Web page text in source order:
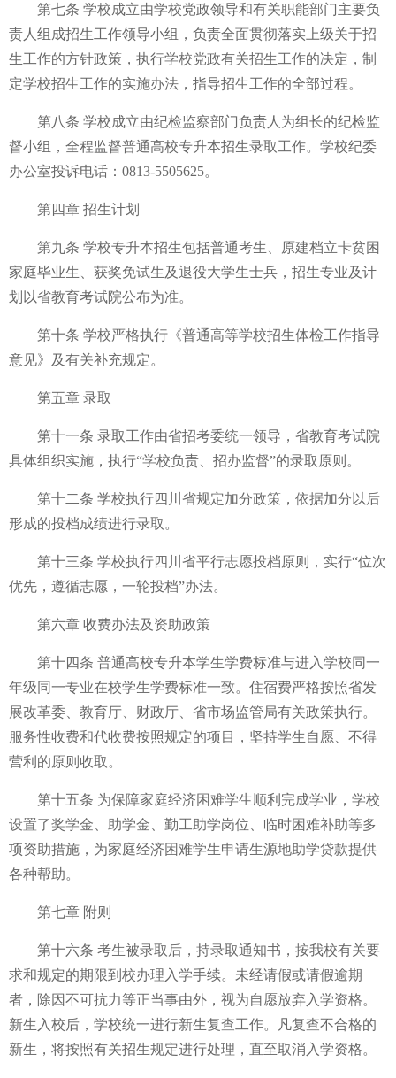
第七条 学校成立由学校党政领导和有关职能部门主要负
责人组成招生工作领导小组，负责全面贯彻落实上级关于招
生工作的方针政策，执行学校党政有关招生工作的决定，制
定学校招生工作的实施办法，指导招生工作的全部过程。
第八条 学校成立由纪检监察部门负责人为组长的纪检监
督小组，全程监督普通高校专升本招生录取工作。学校纪委
办公室投诉电话：0813-5505625。
第四章 招生计划
第九条 学校专升本招生包括普通考生、原建档立卡贫困
家庭毕业生、获奖免试生及退役大学生士兵，招生专业及计
划以省教育考试院公布为准。
第十条 学校严格执行《普通高等学校招生体检工作指导
意见》及有关补充规定。
第五章 录取
第十一条 录取工作由省招考委统一领导，省教育考试院
具体组织实施，执行“学校负责、招办监督”的录取原则。
第十二条 学校执行四川省规定加分政策，依据加分以后
形成的投档成绩进行录取。
第十三条 学校执行四川省平行志愿投档原则，实行“位次
优先，遵循志愿，一轮投档”办法。
第六章 收费办法及资助政策
第十四条 普通高校专升本学生学费标准与进入学校同一
年级同一专业在校学生学费标准一致。住宿费严格按照省发
展改革委、教育厅、财政厅、省市场监管局有关政策执行。
服务性收费和代收费按照规定的项目，坚持学生自愿、不得
营利的原则收取。
第十五条 为保障家庭经济困难学生顺利完成学业，学校
设置了奖学金、助学金、勤工助学岗位、临时困难补助等多
项资助措施，为家庭经济困难学生申请生源地助学贷款提供
各种帮助。
第七章 附则
第十六条 考生被录取后，持录取通知书，按我校有关要
求和规定的期限到校办理入学手续。未经请假或请假逾期
者，除因不可抗力等正当事由外，视为自愿放弃入学资格。
新生入校后，学校统一进行新生复查工作。凡复查不合格的
新生，将按照有关招生规定进行处理，直至取消入学资格。